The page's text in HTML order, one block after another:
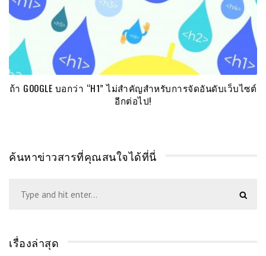
ถ้า GOOGLE บอกว่า “H1” ไม่สำคัญสำหรับการจัดอันดับเว็บไซต์
อีกต่อไป!
ค้นหาข่าวสารที่คุณสนใจได้ที่นี่
เรื่องล่าสุด